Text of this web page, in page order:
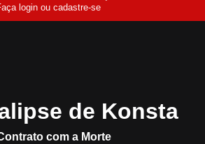
login ou cadastre-se
de Konsta
com a Morte